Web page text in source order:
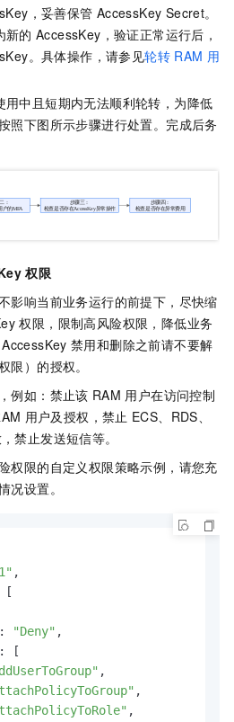
，妥善保管 AccessKey Secret。
新的 AccessKey，验证正常运行后，
。具体操作，请参见轮转 RAM 用
用中且短期内无法顺利轮转，为降低
照下图所示步骤进行处置。完成后务
权限
影响当前业务运行的前提下，尽快缩
权限，限制高风险权限，降低业务
AccessKey 禁用和删除之前请不要解
限）的授权。
例如：禁止该 RAM 用户在访问控制
用户及授权，禁止 ECS、RDS、
禁止发送短信等。
权限的自定义权限策略示例，请您充
况设置。
,
[
: "Deny" ,
:
[
,
,
,